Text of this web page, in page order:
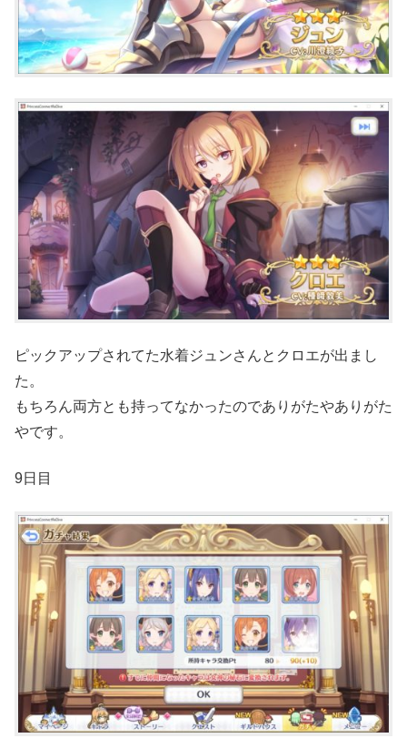
ピックアップされてた水着ジュンさんとクロエが出まし
た。
もちろん両方とも持ってなかったのでありがたやありがた
やです。
9日目